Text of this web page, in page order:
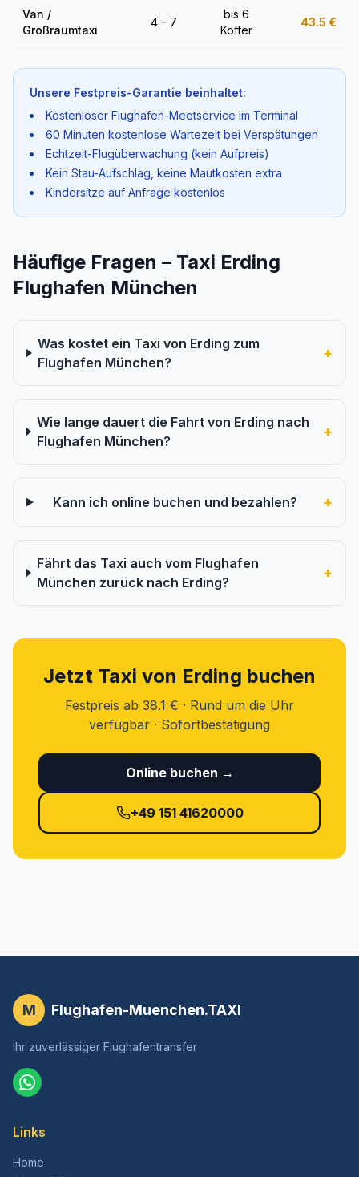
Van /
Großraumtaxi
4 – 7
bis 6
Koffer
43.5 €
Unsere Festpreis-Garantie beinhaltet:
Kostenloser Flughafen-Meetservice im Terminal
60 Minuten kostenlose Wartezeit bei Verspätungen
Echtzeit-Flugüberwachung (kein Aufpreis)
Kein Stau-Aufschlag, keine Mautkosten extra
Kindersitze auf Anfrage kostenlos
Häufige Fragen – Taxi Erding
Flughafen München
Was kostet ein Taxi von Erding zum
Flughafen München?
+
Wie lange dauert die Fahrt von Erding nach
Flughafen München?
+
Kann ich online buchen und bezahlen? +
Fährt das Taxi auch vom Flughafen
München zurück nach Erding?
+
Jetzt Taxi von Erding buchen
Festpreis ab 38.1 € · Rund um die Uhr
verfügbar · Sofortbestätigung
Online buchen →
+49 151 41620000
M Flughafen-Muenchen.TAXI
Ihr zuverlässiger Flughafentransfer
Links
Home